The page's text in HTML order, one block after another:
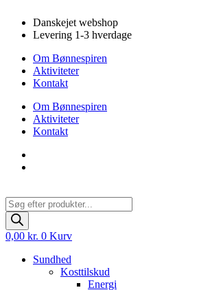
indhold
Danskejet webshop
Levering 1-3 hverdage
Om Bønnespiren
Aktiviteter
Kontakt
Om Bønnespiren
Aktiviteter
Kontakt
Products
search
0,00 kr. 0 Kurv
Sundhed
Kosttilskud
Energi